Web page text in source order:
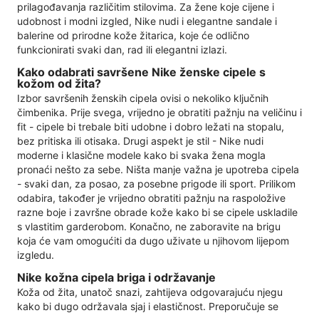
prilagođavanja različitim stilovima. Za žene koje cijene i
udobnost i modni izgled, Nike nudi i elegantne sandale i
balerine od prirodne kože žitarica, koje će odlično
funkcionirati svaki dan, rad ili elegantni izlazi.
Kako odabrati savršene Nike ženske cipele s
kožom od žita?
Izbor savršenih ženskih cipela ovisi o nekoliko ključnih
čimbenika. Prije svega, vrijedno je obratiti pažnju na veličinu i
fit - cipele bi trebale biti udobne i dobro ležati na stopalu,
bez pritiska ili otisaka. Drugi aspekt je stil - Nike nudi
moderne i klasične modele kako bi svaka žena mogla
pronaći nešto za sebe. Ništa manje važna je upotreba cipela
- svaki dan, za posao, za posebne prigode ili sport. Prilikom
odabira, također je vrijedno obratiti pažnju na raspoložive
razne boje i završne obrade kože kako bi se cipele uskladile
s vlastitim garderobom. Konačno, ne zaboravite na brigu
koja će vam omogućiti da dugo uživate u njihovom lijepom
izgledu.
Nike kožna cipela briga i održavanje
Koža od žita, unatoč snazi, zahtijeva odgovarajuću njegu
kako bi dugo održavala sjaj i elastičnost. Preporučuje se